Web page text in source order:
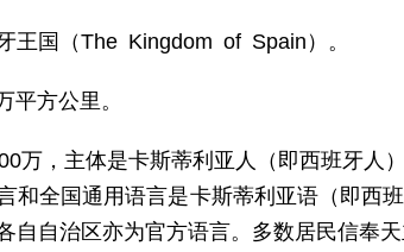
王国（The Kingdom of Spain）。
平方公里。
万，主体是卡斯蒂利亚人（即西班牙人
和全国通用语言是卡斯蒂利亚语（即西
自自治区亦为官方语言。多数居民信奉天